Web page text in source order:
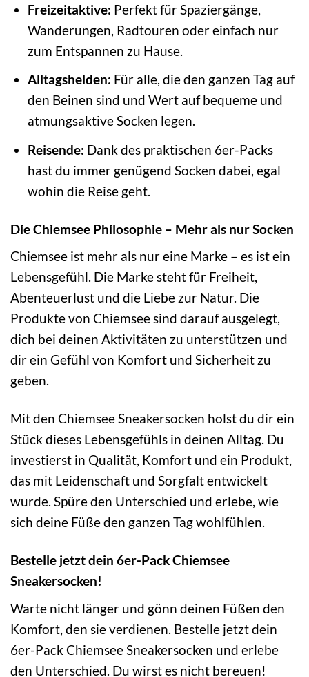
Freizeitaktive: Perfekt für Spaziergänge,
Wanderungen, Radtouren oder einfach nur
zum Entspannen zu Hause.
Alltagshelden: Für alle, die den ganzen Tag auf
den Beinen sind und Wert auf bequeme und
atmungsaktive Socken legen.
Reisende: Dank des praktischen 6er-Packs
hast du immer genügend Socken dabei, egal
wohin die Reise geht.
Die Chiemsee Philosophie – Mehr als nur Socken
Chiemsee ist mehr als nur eine Marke – es ist ein
Lebensgefühl. Die Marke steht für Freiheit,
Abenteuerlust und die Liebe zur Natur. Die
Produkte von Chiemsee sind darauf ausgelegt,
dich bei deinen Aktivitäten zu unterstützen und
dir ein Gefühl von Komfort und Sicherheit zu
geben.
Mit den Chiemsee Sneakersocken holst du dir ein
Stück dieses Lebensgefühls in deinen Alltag. Du
investierst in Qualität, Komfort und ein Produkt,
das mit Leidenschaft und Sorgfalt entwickelt
wurde. Spüre den Unterschied und erlebe, wie
sich deine Füße den ganzen Tag wohlfühlen.
Bestelle jetzt dein 6er-Pack Chiemsee
Sneakersocken!
Warte nicht länger und gönn deinen Füßen den
Komfort, den sie verdienen. Bestelle jetzt dein
6er-Pack Chiemsee Sneakersocken und erlebe
den Unterschied. Du wirst es nicht bereuen!